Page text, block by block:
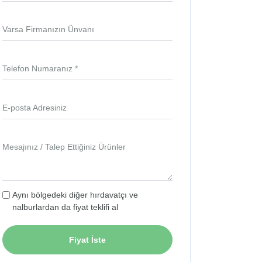
Varsa Firmanızın Ünvanı
Telefon Numaranız *
E-posta Adresiniz
Mesajınız / Talep Ettiğiniz Ürünler
Aynı bölgedeki diğer hırdavatçı ve
nalburlardan da fiyat teklifi al
Fiyat İste